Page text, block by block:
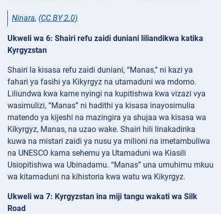
Ninara, (CC BY 2.0)
Ukweli wa 6: Shairi refu zaidi duniani liliandikwa katika
Kyrgyzstan
Shairi la kisasa refu zaidi duniani, “Manas,” ni kazi ya
fahari ya fasihi ya Kikyrgyz na utamaduni wa mdomo.
Liliundwa kwa karne nyingi na kupitishwa kwa vizazi vya
wasimulizi, “Manas” ni hadithi ya kisasa inayosimulia
matendo ya kijeshi na mazingira ya shujaa wa kisasa wa
Kikyrgyz, Manas, na uzao wake. Shairi hili linakadirika
kuwa na mistari zaidi ya nusu ya milioni na imetambuliwa
na UNESCO kama sehemu ya Utamaduni wa Kiasili
Usiopitishwa wa Ubinadamu. “Manas” una umuhimu mkuu
wa kitamaduni na kihistoria kwa watu wa Kikyrgyz.
Ukweli wa 7: Kyrgyzstan ina miji tangu wakati wa Silk
Road